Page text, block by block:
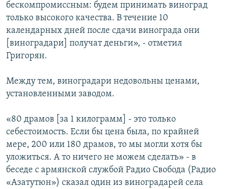
бескомпромиссным: будем принимать виноград
только высокого качества. В течение 10
календарных дней после сдачи винограда они
[виноградари] получат деньги», - отметил
Григорян.
Между тем, виноградари недовольны ценами,
установленными заводом.
«80 драмов [за 1 килограмм] - это только
себестоимость. Если бы цена была, по крайней
мере, 200 или 180 драмов, то мы могли хотя бы
уложиться. А то ничего не можем сделать» - в
беседе с армянской службой Радио Свобода (Радио
«Азатутюн») сказал один из виноградарей села